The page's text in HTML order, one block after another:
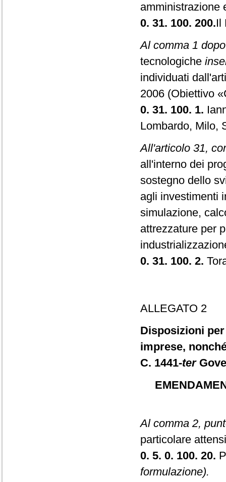
amministrazione
0. 31. 100. 200.Il
Al comma 1
tecnologiche
individuati
2006 (Obiettivo
0. 31. 100. 1.
Lombardo, Milo,
All'articolo 31,
all'interno dei
sostegno dello
agli investimenti
simulazione,
attrezzature per
0. 31. 100. 2.
ALLEGATO 2
Disposizioni
imprese,
C. 1441-ter
Al comma 2,
particolare
0. 5. 0. 100. 20.
formulazione).